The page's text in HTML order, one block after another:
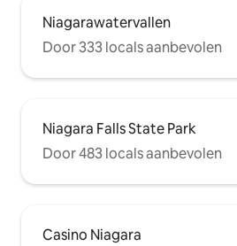
Niagarawatervallen
Door 333 locals aanbevolen
Niagara Falls State Park
Door 483 locals aanbevolen
Casino Niagara